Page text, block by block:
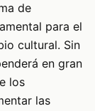
de
para el
cultural. Sin
en gran
los
las